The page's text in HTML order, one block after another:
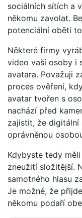
sociálních sítích a
někomu zavolat.
potenciální oběti
Některé firmy
video vaší osoby i
avatara. Považuji
proces ověření,
avatar tvořen s
nachází před
zajistit, že digitální
oprávněnou
Kdybyste tedy
zneužití složitější.
samotného hlasu
Je možné, že
někomu podaří